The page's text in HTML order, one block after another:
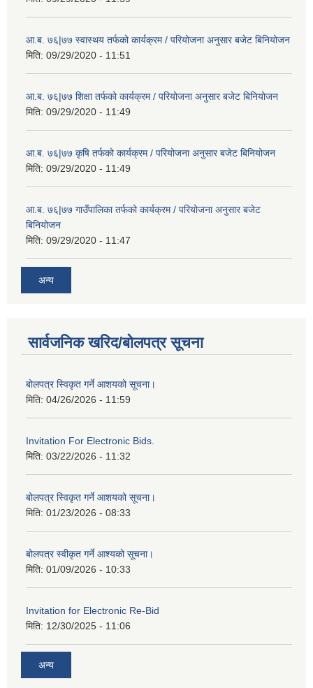
आ.ब. ७६|७७ स्वास्थय तर्फको कार्यक्रम / परियोजना अनुसार बजेट बिनियोजन
मिति: 09/29/2020 - 11:51
आ.ब. ७६|७७ शिक्षा तर्फको कार्यक्रम / परियोजना अनुसार बजेट बिनियोजन
मिति: 09/29/2020 - 11:49
आ.ब. ७६|७७ कृषि तर्फको कार्यक्रम / परियोजना अनुसार बजेट बिनियोजन
मिति: 09/29/2020 - 11:49
आ.ब. ७६|७७ गाउँपालिका तर्फको कार्यक्रम / परियोजना अनुसार बजेट
बिनियोजन
मिति: 09/29/2020 - 11:47
अन्य
सार्वजनिक खरिद/बोलपत्र सूचना
बोलपत्र स्विकृत गर्ने आशयको सूचना।
मिति: 04/26/2026 - 11:59
Invitation For Electronic Bids.
मिति: 03/22/2026 - 11:32
बोलपत्र स्विकृत गर्ने आशयको सूचना।
मिति: 01/23/2026 - 08:33
बोलपत्र स्वीकृत गर्ने आश्यको सूचना।
मिति: 01/09/2026 - 10:33
Invitation for Electronic Re-Bid
मिति: 12/30/2025 - 11:06
अन्य